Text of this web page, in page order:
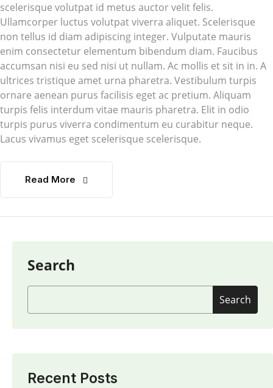
Search
Search
Recent Posts
scelerisque volutpat id metus auctor velit felis.
Ullamcorper luctus volutpat viverra aliquet. Scelerisque
non tellus id diam adipiscing integer. Vulputate mauris
enim consectetur elementum bibendum diam. Faucibus
accumsan nisi eu sed nisi ut nullam. Ac mollis et sit in in. A
ultrices tristique amet urna pharetra. Vestibulum turpis
ornare aenean purus facilisis eget ac pretium. Aliquam
turpis felis interdum vitae mauris pharetra. Elit in odio
turpis purus viverra condimentum eu curabitur neque.
Lacus vivamus eget scelerisque scelerisque.
Read More